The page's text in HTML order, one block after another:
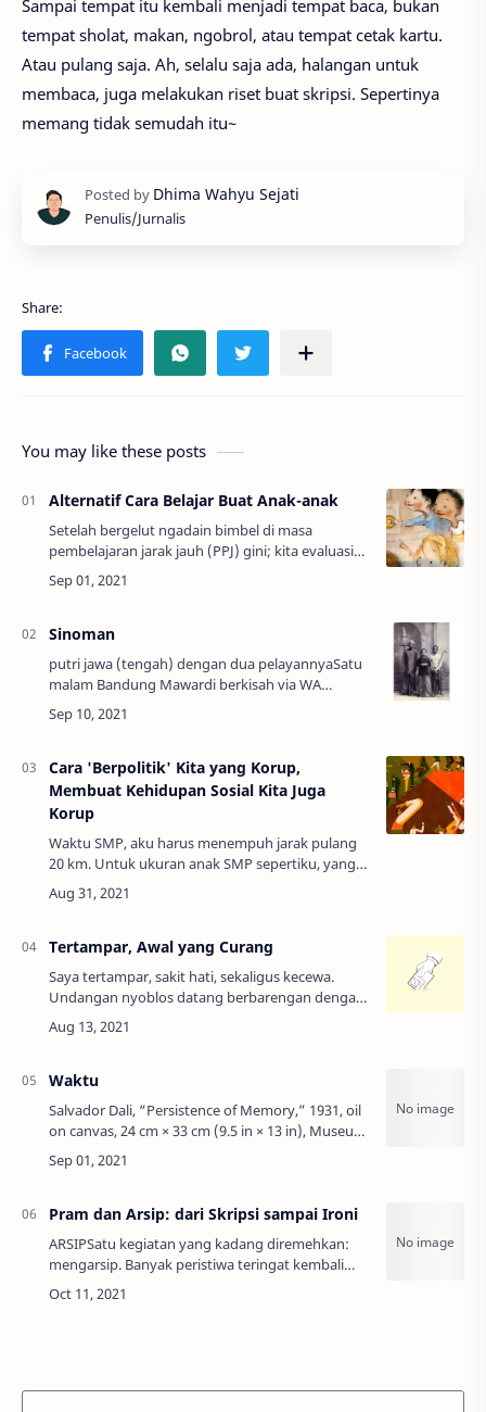
Sampai tempat itu kembali menjadi tempat baca, bukan
tempat sholat, makan, ngobrol, atau tempat cetak kartu.
Atau pulang saja. Ah, selalu saja ada, halangan untuk
membaca, juga melakukan riset buat skripsi. Sepertinya
memang tidak semudah itu~
Penulis/Jurnalis
You may like these posts
Alternatif Cara Belajar Buat Anak-anak
Setelah bergelut ngadain bimbel di masa
pembelajaran jarak jauh (PPJ) gini; kita evaluasi
seluruh kegiatan selama 6 bulan ini, atau sudah
lebih dari satu semester. Kesimpulannya: b…
Sinoman
putri jawa (tengah) dengan dua pelayannyaSatu
malam Bandung Mawardi berkisah via WA
Grub,"Pada masa lalu, rumah-rumah di desa
belum mewajibkan memiliki meja-kursi. Cerita
Cara 'Berpolitik' Kita yang Korup,
Membuat Kehidupan Sosial Kita Juga
Korup
Waktu SMP, aku harus menempuh jarak pulang
20 km. Untuk ukuran anak SMP sepertiku, yang
ringkih, kurus, dan ndeso, itu jelas berat.
Rumahku di kampung pinggiran Boyolali, seda…
Tertampar, Awal yang Curang
Saya tertampar, sakit hati, sekaligus kecewa.
Undangan nyoblos datang berbarengan dengan
uang 30rb. Saya, adik, dan ibu masing-masing
mendapat satu undangan, artinya kami
Waktu
Salvador Dali, “Persistence of Memory,” 1931, oil
on canvas, 24 cm × 33 cm (9.5 in × 13 in), Museum
of Modern Art, New York City.DWSbaru bisa tidur
pukul dua pagi. Itu kejadian bia…
Pram dan Arsip: dari Skripsi sampai Ironi
ARSIPSatu kegiatan yang kadang diremehkan:
mengarsip. Banyak peristiwa teringat kembali
setelah sempat dilupakan publik karena arsip.
Lewat arsip kita teringat sejarah,…